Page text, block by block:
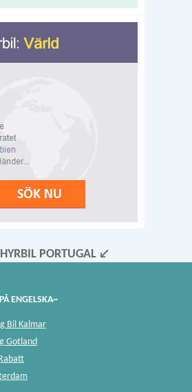
PORTUGAL ↙
ENGELSKA~
Bil Kalmar
Gotland